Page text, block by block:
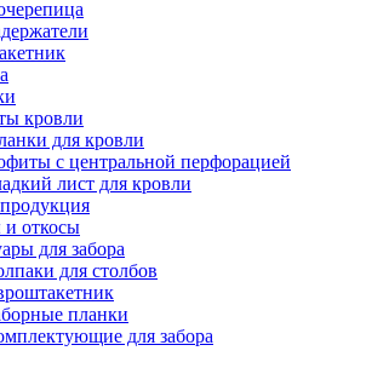
кровли
для кровли
с центральной перфорацией
лист для кровли
откосы
для забора
для столбов
планки
для забора